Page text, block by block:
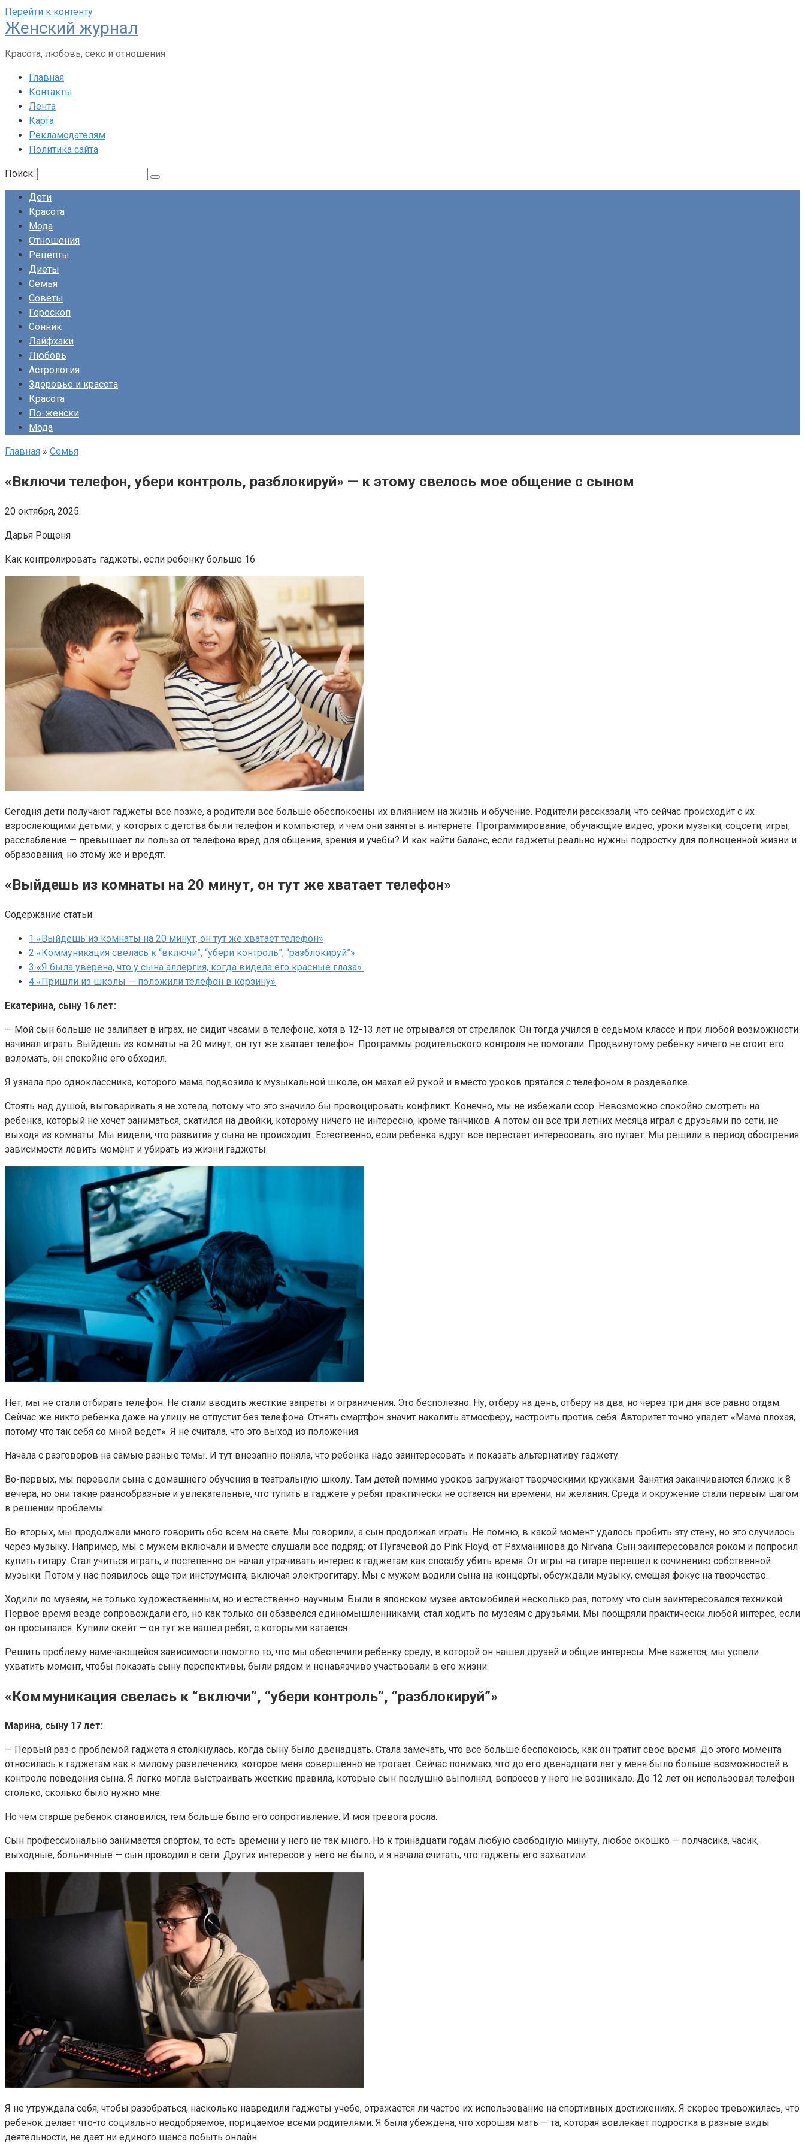
Перейти к контенту
Женский журнал
Красота, любовь, секс и отношения
Главная
Контакты
Лента
Карта
Рекламодателям
Политика сайта
Поиск:
Дети
Красота
Мода
Отношения
Рецепты
Диеты
Семья
Советы
Гороскоп
Сонник
Лайфхаки
Любовь
Астрология
Здоровье и красота
Красота
По-женски
Мода
Главная » Семья
«Включи телефон, убери контроль, разблокируй» — к этому свелось мое общение с сыном
20 октября, 2025.
Дарья Рощеня
Как контролировать гаджеты, если ребенку больше 16
Сегодня дети получают гаджеты все позже, а родители все больше обеспокоены их влиянием на жизнь и обучение. Родители рассказали, что сейчас происходит с их
взрослеющими детьми, у которых с детства были телефон и компьютер, и чем они заняты в интернете. Программирование, обучающие видео, уроки музыки, соцсети, игры,
расслабление — превышает ли польза от телефона вред для общения, зрения и учебы? И как найти баланс, если гаджеты реально нужны подростку для полноценной жизни и
образования, но этому же и вредят.
«Выйдешь из комнаты на 20 минут, он тут же хватает телефон»
Содержание статьи:
1 «Выйдешь из комнаты на 20 минут, он тут же хватает телефон»
2 «Коммуникация свелась к “включи”, “убери контроль”, “разблокируй”»
3 «Я была уверена, что у сына аллергия, когда видела его красные глаза»
4 «Пришли из школы — положили телефон в корзину»
Екатерина, сыну 16 лет:
— Мой сын больше не залипает в играх, не сидит часами в телефоне, хотя в 12-13 лет не отрывался от стрелялок. Он тогда учился в седьмом классе и при любой возможности
начинал играть. Выйдешь из комнаты на 20 минут, он тут же хватает телефон. Программы родительского контроля не помогали. Продвинутому ребенку ничего не стоит его
взломать, он спокойно его обходил.
Я узнала про одноклассника, которого мама подвозила к музыкальной школе, он махал ей рукой и вместо уроков прятался с телефоном в раздевалке.
Стоять над душой, выговаривать я не хотела, потому что это значило бы провоцировать конфликт. Конечно, мы не избежали ссор. Невозможно спокойно смотреть на
ребенка, который не хочет заниматься, скатился на двойки, которому ничего не интересно, кроме танчиков. А потом он все три летних месяца играл с друзьями по сети, не
выходя из комнаты. Мы видели, что развития у сына не происходит. Естественно, если ребенка вдруг все перестает интересовать, это пугает. Мы решили в период обострения
зависимости ловить момент и убирать из жизни гаджеты.
Нет, мы не стали отбирать телефон. Не стали вводить жесткие запреты и ограничения. Это бесполезно. Ну, отберу на день, отберу на два, но через три дня все равно отдам.
Сейчас же никто ребенка даже на улицу не отпустит без телефона. Отнять смартфон значит накалить атмосферу, настроить против себя. Авторитет точно упадет: «Мама плохая,
потому что так себя со мной ведет». Я не считала, что это выход из положения.
Начала с разговоров на самые разные темы. И тут внезапно поняла, что ребенка надо заинтересовать и показать альтернативу гаджету.
Во-первых, мы перевели сына с домашнего обучения в театральную школу. Там детей помимо уроков загружают творческими кружками. Занятия заканчиваются ближе к 8
вечера, но они такие разнообразные и увлекательные, что тупить в гаджете у ребят практически не остается ни времени, ни желания. Среда и окружение стали первым шагом
в решении проблемы.
Во-вторых, мы продолжали много говорить обо всем на свете. Мы говорили, а сын продолжал играть. Не помню, в какой момент удалось пробить эту стену, но это случилось
через музыку. Например, мы с мужем включали и вместе слушали все подряд: от Пугачевой до Pink Floyd, от Рахманинова до Nirvana. Сын заинтересовался роком и попросил
купить гитару. Стал учиться играть, и постепенно он начал утрачивать интерес к гаджетам как способу убить время. От игры на гитаре перешел к сочинению собственной
музыки. Потом у нас появилось еще три инструмента, включая электрогитару. Мы с мужем водили сына на концерты, обсуждали музыку, смещая фокус на творчество.
Ходили по музеям, не только художественным, но и естественно-научным. Были в японском музее автомобилей несколько раз, потому что сын заинтересовался техникой.
Первое время везде сопровождали его, но как только он обзавелся единомышленниками, стал ходить по музеям с друзьями. Мы поощряли практически любой интерес, если
он просыпался. Купили скейт — он тут же нашел ребят, с которыми катается.
Решить проблему намечающейся зависимости помогло то, что мы обеспечили ребенку среду, в которой он нашел друзей и общие интересы. Мне кажется, мы успели
ухватить момент, чтобы показать сыну перспективы, были рядом и ненавязчиво участвовали в его жизни.
«Коммуникация свелась к “включи”, “убери контроль”, “разблокируй”»
Марина, сыну 17 лет:
— Первый раз с проблемой гаджета я столкнулась, когда сыну было двенадцать. Стала замечать, что все больше беспокоюсь, как он тратит свое время. До этого момента
относилась к гаджетам как к милому развлечению, которое меня совершенно не трогает. Сейчас понимаю, что до его двенадцати лет у меня было больше возможностей в
контроле поведения сына. Я легко могла выстраивать жесткие правила, которые сын послушно выполнял, вопросов у него не возникало. До 12 лет он использовал телефон
столько, сколько было нужно мне.
Но чем старше ребенок становился, тем больше было его сопротивление. И моя тревога росла.
Сын профессионально занимается спортом, то есть времени у него не так много. Но к тринадцати годам любую свободную минуту, любое окошко — полчасика, часик,
выходные, больничные — сын проводил в сети. Других интересов у него не было, и я начала считать, что гаджеты его захватили.
Я не утруждала себя, чтобы разобраться, насколько навредили гаджеты учебе, отражается ли частое их использование на спортивных достижениях. Я скорее тревожилась, что
ребенок делает что-то социально неодобряемое, порицаемое всеми родителями. Я была убеждена, что хорошая мать — та, которая вовлекает подростка в разные виды
деятельности, не дает ни единого шанса побыть онлайн.